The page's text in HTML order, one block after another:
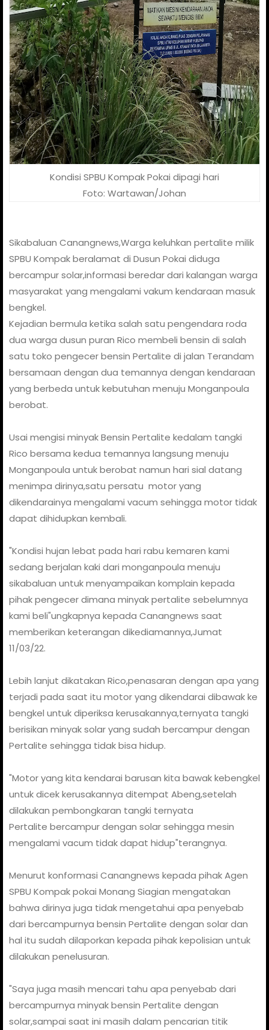
Kondisi SPBU Kompak Pokai dipagi hari
Foto: Wartawan/Johan
Sikabaluan Canangnews,Warga keluhkan pertalite milik
SPBU Kompak beralamat di Dusun Pokai diduga
bercampur solar,informasi beredar dari kalangan warga
masyarakat yang mengalami vakum kendaraan masuk
bengkel.
Kejadian bermula ketika salah satu pengendara roda
dua warga dusun puran Rico membeli bensin di salah
satu toko pengecer bensin Pertalite di jalan Terandam
bersamaan dengan dua temannya dengan kendaraan
yang berbeda untuk kebutuhan menuju Monganpoula
berobat.
Usai mengisi minyak Bensin Pertalite kedalam tangki
Rico bersama kedua temannya langsung menuju
Monganpoula untuk berobat namun hari sial datang
menimpa dirinya,satu persatu motor yang
dikendarainya mengalami vacum sehingga motor tidak
dapat dihidupkan kembali.
"Kondisi hujan lebat pada hari rabu kemaren kami
sedang berjalan kaki dari monganpoula menuju
sikabaluan untuk menyampaikan komplain kepada
pihak pengecer dimana minyak pertalite sebelumnya
kami beli"ungkapnya kepada Canangnews saat
memberikan keterangan dikediamannya,Jumat
11/03/22.
Lebih lanjut dikatakan Rico,penasaran dengan apa yang
terjadi pada saat itu motor yang dikendarai dibawak ke
bengkel untuk diperiksa kerusakannya,ternyata tangki
berisikan minyak solar yang sudah bercampur dengan
Pertalite sehingga tidak bisa hidup.
"Motor yang kita kendarai barusan kita bawak kebengkel
untuk dicek kerusakannya ditempat Abeng,setelah
dilakukan pembongkaran tangki ternyata
Pertalite bercampur dengan solar sehingga mesin
mengalami vacum tidak dapat hidup"terangnya.
Menurut konformasi Canangnews kepada pihak Agen
SPBU Kompak pokai Monang Siagian mengatakan
bahwa dirinya juga tidak mengetahui apa penyebab
dari bercampurnya bensin Pertalite dengan solar dan
hal itu sudah dilaporkan kepada pihak kepolisian untuk
dilakukan penelusuran.
"Saya juga masih mencari tahu apa penyebab dari
bercampurnya minyak bensin Pertalite dengan
solar,sampai saat ini masih dalam pencarian titik